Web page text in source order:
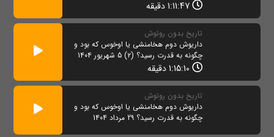
تاریخ بدون روتوش
داریوش دوم هخامنشی یا اوخوس که بود و
چگونه به قدرت رسید؟ (۲) 5 شهریور 1404
تاریخ بدون روتوش
داریوش دوم هخامنشی یا اوخوس که بود و
چگونه به قدرت رسید؟ 29 مرداد 1404